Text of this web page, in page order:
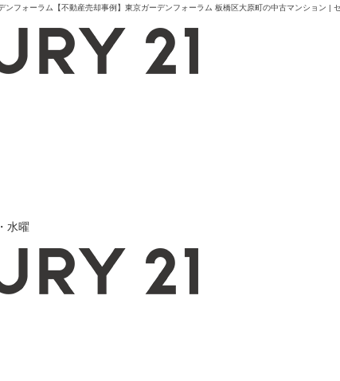
ンフォーラム【不動産売却事例】東京ガーデンフォーラム 板橋区大原町の中古マンション |
水曜